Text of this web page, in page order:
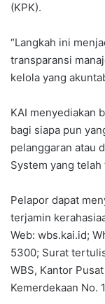
(KPK).
“Langkah ini
transparansi
kelola yang
KAI menyediakan
bagi siapa pun
pelanggaran atau
System yang
Pelapor dapat
terjamin
Web: wbs.kai.id;
5300; Surat
WBS, Kantor
Kemerdekaan No.